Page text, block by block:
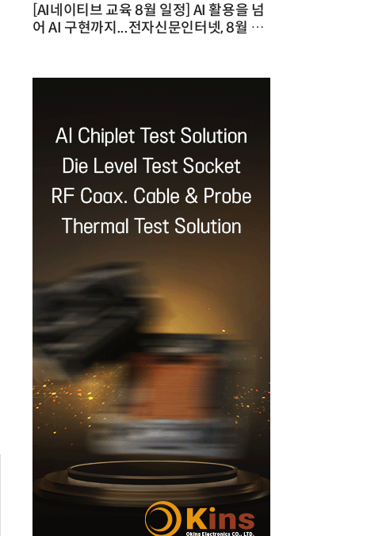
[AI네이티브 교육 8월 일정] AI 활용을 넘
어 AI 구현까지...전자신문인터넷, 8월 실